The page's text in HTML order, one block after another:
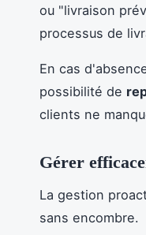
ou "livraison
processus de
En cas
possibilité de
clients ne
Gérer
La gestion
sans encombre.